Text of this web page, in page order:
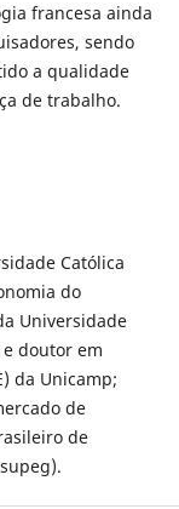
francesa ainda
sendo
a qualidade
de trabalho.
Católica
do
Universidade
doutor em
da Unicamp;
de
de